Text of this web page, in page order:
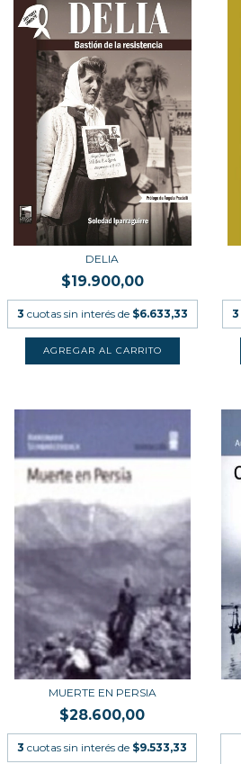
DELIA
$19.900,00
3 cuotas sin interés de $6.633,33 3
MUERTE EN PERSIA
$28.600,00
3 cuotas sin interés de $9.533,33